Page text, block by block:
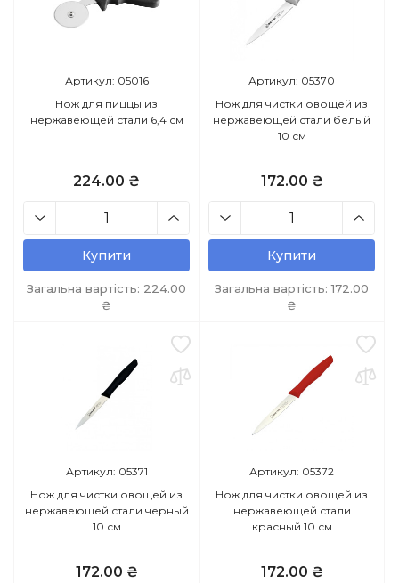
Артикул: 05016
Нож для пиццы из
нержавеющей стали 6,4 см
224.00 ₴
Купити
Загальна вартість: 224.00
₴
Артикул: 05370
Нож для чистки овощей из
нержавеющей стали белый
10 см
172.00 ₴
Купити
Загальна вартість:172.00
₴
Артикул: 05371
Нож для чистки овощей из
нержавеющей стали черный
10 см
172.00 ₴
Артикул: 05372
Нож для чистки овощей из
нержавеющей стали
красный 10 см
172.00 ₴